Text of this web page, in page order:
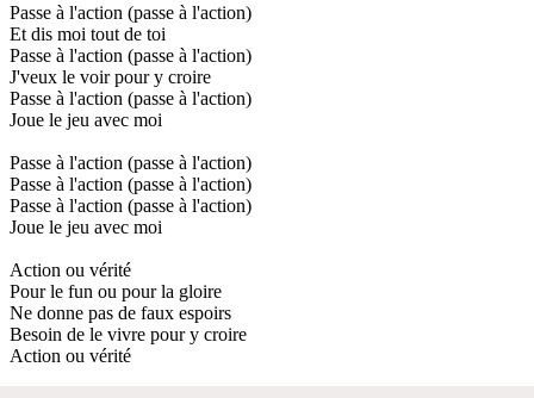
Passe à l'action (passe à l'action)
Et dis moi tout de toi
Passe à l'action (passe à l'action)
J'veux le voir pour y croire
Passe à l'action (passe à l'action)
Joue le jeu avec moi
Passe à l'action (passe à l'action)
Passe à l'action (passe à l'action)
Passe à l'action (passe à l'action)
Joue le jeu avec moi
Action ou vérité
Pour le fun ou pour la gloire
Ne donne pas de faux espoirs
Besoin de le vivre pour y croire
Action ou vérité